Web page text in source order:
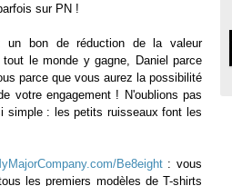
sur PN !
un bon de réduction de la valeur
le monde y gagne, Daniel parce
parce que vous aurez la possibilité
votre engagement ! N'oublions pas
simple : les petits ruisseaux font les
Be8eight: vous
les premiers modèles de T-shirts